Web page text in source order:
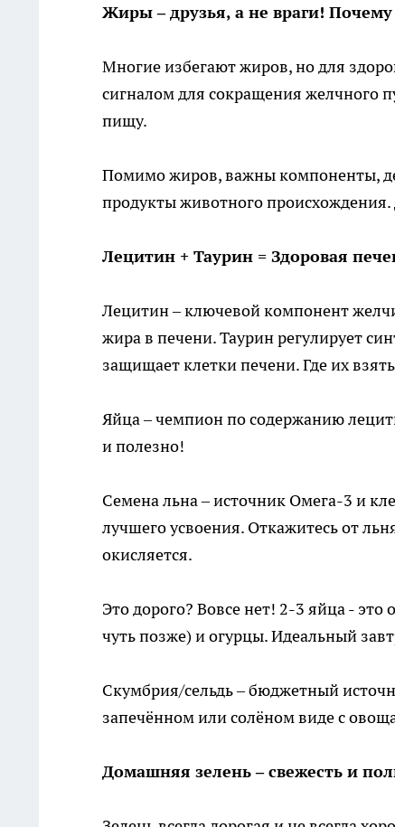
Жиры – друзья, а не враги!
Многие избегают жиров, но для
сигналом для сокращения желчного
пищу.
Помимо жиров, важны компоненты,
продукты животного происхождения.
Лецитин + Таурин = Здоровая
Лецитин – ключевой компонент
жира в печени. Таурин регулирует
защищает клетки печени. Где их
Яйца – чемпион по содержанию
и полезно!
Семена льна – источник Омега-3 и
лучшего усвоения. Откажитесь от
окисляется.
Это дорого? Вовсе нет! 2-3 яйца - это
чуть позже) и огурцы. Идеальный
Скумбрия/сельдь – бюджетный
запечённом или солёном виде с
Домашняя зелень – свежесть и